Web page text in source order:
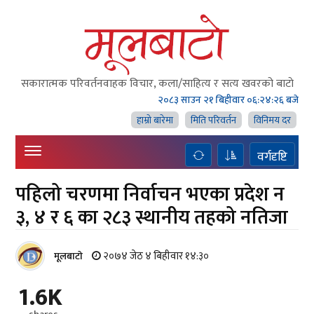
सकारात्मक परिवर्तनवाहक विचार, कला/साहित्य र सत्य खवरको बाटाे
२०८३ साउन २१ बिहीवार०६:२४:२६ बजे
हाम्राे बारेमा
मिति परिवर्तन विनिमय दर
वर्गदृष्टि
पहिलो चरणमा निर्वाचन भएका प्रदेश न
३, ४ र ६ का २८३ स्थानीय तहको नतिजा
मूलबाटाे २०७४ जेठ ४ बिहीवार १४:३०
1.6K